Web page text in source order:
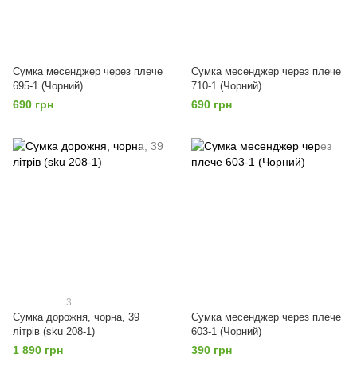
Сумка месенджер через плече
695-1 (Чорний)
690 грн
Сумка месенджер через плече
710-1 (Чорний)
690 грн
3
Сумка дорожня, чорна, 39
літрів (sku 208-1)
1 890 грн
Сумка месенджер через плече
603-1 (Чорний)
390 грн